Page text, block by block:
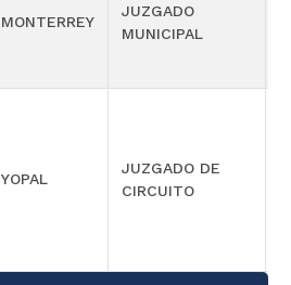
MONTERREY
JUZGADO
MUNICIPAL
YOPAL
JUZGADO DE
CIRCUITO